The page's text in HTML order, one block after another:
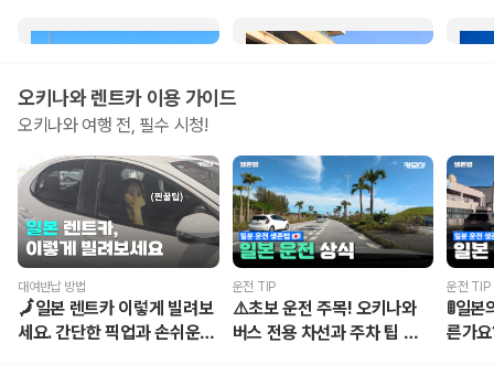
오키나와렌트카 이용 가이드
오키나와여행 전, 필수 시청!
대여반납 방법
🗾일본 렌트카 이렇게 빌려보
세요. 간단한 픽업과 손쉬운 반
운전 TIP
⚠️초보 운전 주목! 오키나와
버스 전용 차선과 주차 팁 모음
운전 TIP
🚦일
른가